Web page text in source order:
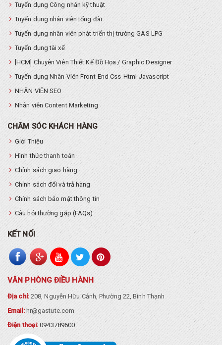
Tuyển dụng Công nhân kỹ thuật
Tuyển dụng nhân viên tổng đài
Tuyển dụng nhân viên phát triển thị trường GAS LPG
Tuyển dụng tài xế
[HCM] Chuyên Viên Thiết Kế Đồ Họa / Graphic Designer
Tuyển dụng Nhân Viên Front-End Css-Html-Javascript
NHÂN VIÊN SEO
Nhân viên Content Marketing
CHĂM SÓC KHÁCH HÀNG
Giới Thiệu
Hình thức thanh toán
Chính sách giao hàng
Chính sách đổi và trả hàng
Chính sách bảo mật thông tin
Câu hỏi thường gặp (FAQs)
KẾT NỐI
VĂN PHÒNG ĐIỀU HÀNH
Địa chỉ:208, Nguyễn Hữu Cảnh, Phường 22, Bình Thạnh
Email: hr@gastute.com
Điện thoại:0943789600